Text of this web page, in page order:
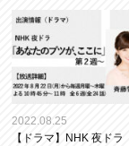
2022.08.25
【ドラマ】NHK 夜ド